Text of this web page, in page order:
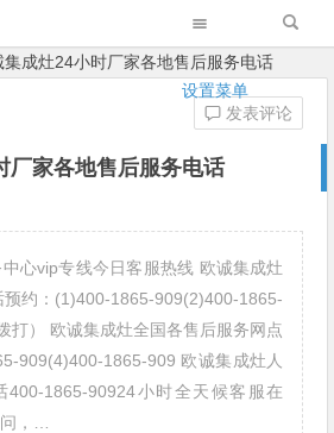
设置菜单
集成灶24小时厂家各地售后服务电话
厂家各地售后服务电话
发表评论
心vip专线今日客服热线 欧诚集成灶
约：(1)400-1865-909(2)400-1865-
打） 欧诚集成灶全国各售后服务网点
909(4)400-1865-909 欧诚集成灶人
400-1865-90924小时全天候客服在
，…